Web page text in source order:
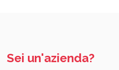
Sei un'azienda?